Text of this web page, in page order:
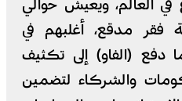
العالم، ويعيش حوالي
مدقع، أغلبهم في
دفع (الفاو) إلى تكثيف
والشركاء لتضمين